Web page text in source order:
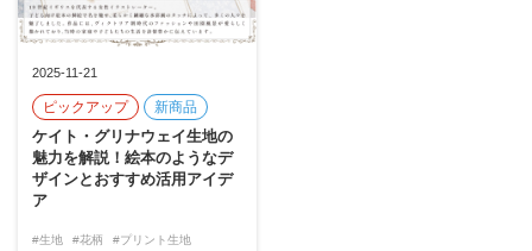
2025-11-21
ピックアップ 新商品
ケイト・グリナウェイ生地の
魅力を解説！絵本のようなデ
ザインとおすすめ活用アイデ
ア
#生地 #花柄 #プリント生地